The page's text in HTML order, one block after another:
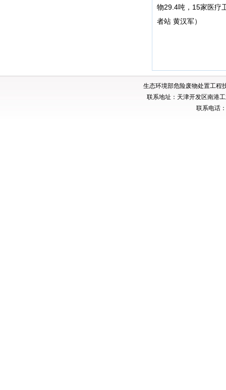
物29.4吨，15家医疗
者站 黄汉军）
生态环境部危险废物处置工
联系地址：天津开发区南港
联系电话